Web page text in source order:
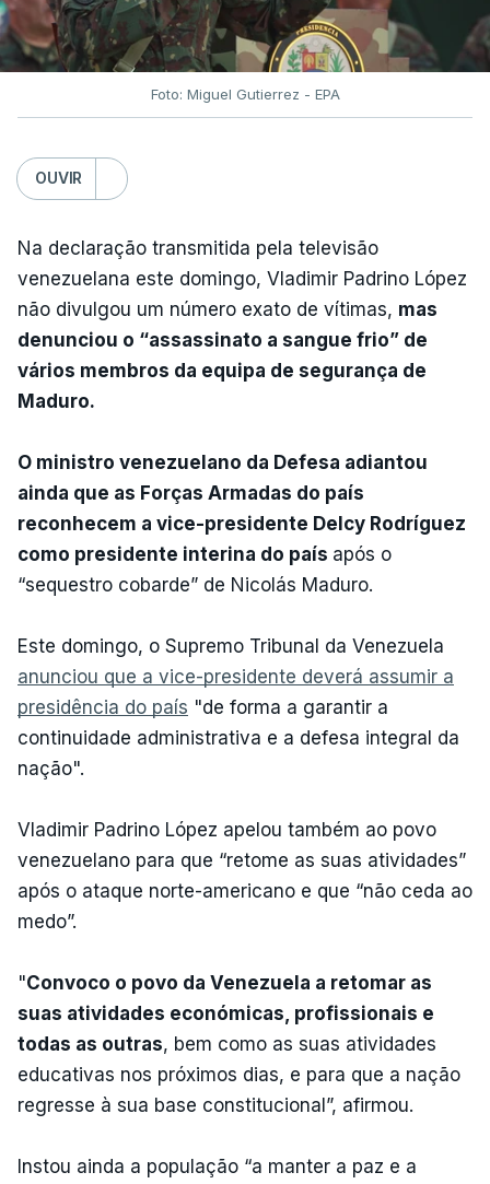
Foto: Miguel Gutierrez - EPA
OUVIR
Na declaração transmitida pela televisão
venezuelana este domingo, Vladimir Padrino López
não divulgou um número exato de vítimas, mas
denunciou o “assassinato a sangue frio” de
vários membros da equipa de segurança de
Maduro.
O ministro venezuelano da Defesa adiantou
ainda que as Forças Armadas do país
reconhecem a vice-presidente Delcy Rodríguez
como presidente interina do país após o
“sequestro cobarde” de Nicolás Maduro.
Este domingo, o Supremo Tribunal da Venezuela
anunciou que a vice-presidente deverá assumir a
presidência do país "de forma a garantir a
continuidade administrativa e a defesa integral da
nação".
Vladimir Padrino López apelou também ao povo
venezuelano para que “retome as suas atividades”
após o ataque norte-americano e que “não ceda ao
medo”.
"Convoco o povo da Venezuela a retomar as
suas atividades económicas, profissionais e
todas as outras, bem como as suas atividades
educativas nos próximos dias, e para que a nação
regresse à sua base constitucional”, afirmou.
Instou ainda a população “a manter a paz e a